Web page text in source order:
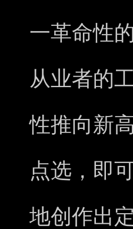
一革命性
从业者的
性推向新
点选，即
地创作出